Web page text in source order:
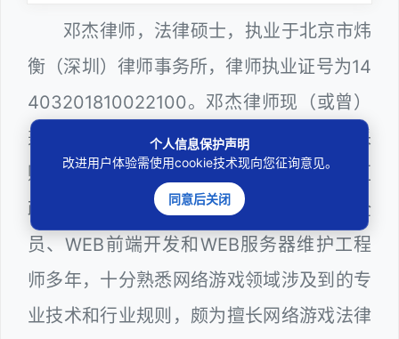
邓杰律师，法律硕士，执业于北京市炜
衡（深圳）律师事务所，律师执业证号为14
403201810022100。邓杰律师现（或曾）
兼任深圳市人民政府听证员、深圳市政府采
购评审专家（法律类），曾担任深圳市某区
政府系统公职律师、计算机信息网络安全
员、WEB前端开发和WEB服务器维护工程
师多年，十分熟悉网络游戏领域涉及到的专
业技术和行业规则，颇为擅长网络游戏法律
个人信息保护声明
改进用户体验需使用cookie技术现向您征询意见。
同意后关闭